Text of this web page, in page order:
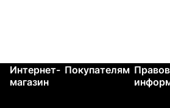
Интернет-
магазин
Покупателям